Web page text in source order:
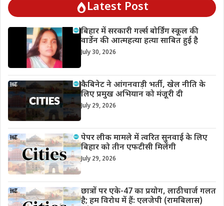
Latest Post
बिहार में सरकारी गर्ल्स बोर्डिंग स्कूल की
वार्डेन की आत्महत्या हत्या साबित हुई है
July 30, 2026
कैबिनेट ने आंगनवाड़ी भर्ती, खेल नीति के
लिए प्रमुख अभियान को मंजूरी दी
July 29, 2026
पेपर लीक मामले में त्वरित सुनवाई के लिए
बिहार को तीन एफटीसी मिलेंगी
July 29, 2026
छात्रों पर एके-47 का प्रयोग, लाठीचार्ज गलत
है; हम विरोध में हैं: एलजेपी (रामबिलास)